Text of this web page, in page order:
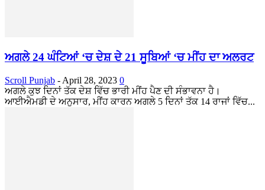
ਅਗਲੇ 24 ਘੰਟਿਆਂ ‘ਚ ਦੇਸ਼ ਦੇ 21 ਸੂਬਿਆਂ ‘ਚ ਮੀਂਹ ਦਾ ਅਲਰਟ
Scroll Punjab - April 28, 2023 0
ਅਗਲੇ ਕੁਝ ਦਿਨਾਂ ਤੱਕ ਦੇਸ਼ ਵਿੱਚ ਭਾਰੀ ਮੀਂਹ ਪੈਣ ਦੀ ਸੰਭਾਵਨਾ ਹੈ।
ਆਈਐਮਡੀ ਦੇ ਅਨੁਸਾਰ, ਮੀਂਹ ਕਾਰਨ ਅਗਲੇ 5 ਦਿਨਾਂ ਤੱਕ 14 ਰਾਜਾਂ ਵਿੱਚ...